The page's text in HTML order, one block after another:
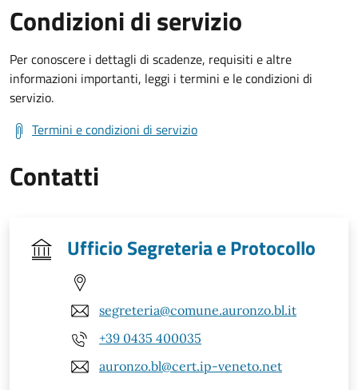
Condizioni di servizio
Per conoscere i dettagli di scadenze, requisiti e altre
informazioni importanti, leggi i termini e le condizioni di
servizio.
Termini e condizioni di servizio
Contatti
Ufficio Segreteria e Protocollo
segreteria@comune.auronzo.bl.it
+39 0435 400035
auronzo.bl@cert.ip-veneto.net